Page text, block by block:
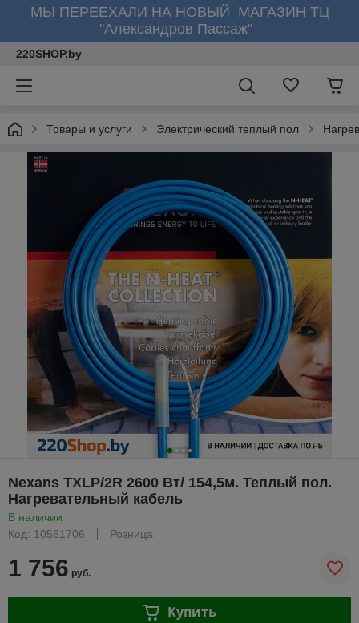
МЫ ПЕРЕЕХАЛИ НА НОВЫЙ МАГАЗИН ТЦ
"Александров Пассаж"
220SHOP.by
Товары и услуги Электрический теплый пол
Nexans TXLP/2R 2600 Вт/ 154,5м. Теплый пол.
Нагревательный кабель
В наличии
Код: 10561706
Розница
1 756 руб.
Купить